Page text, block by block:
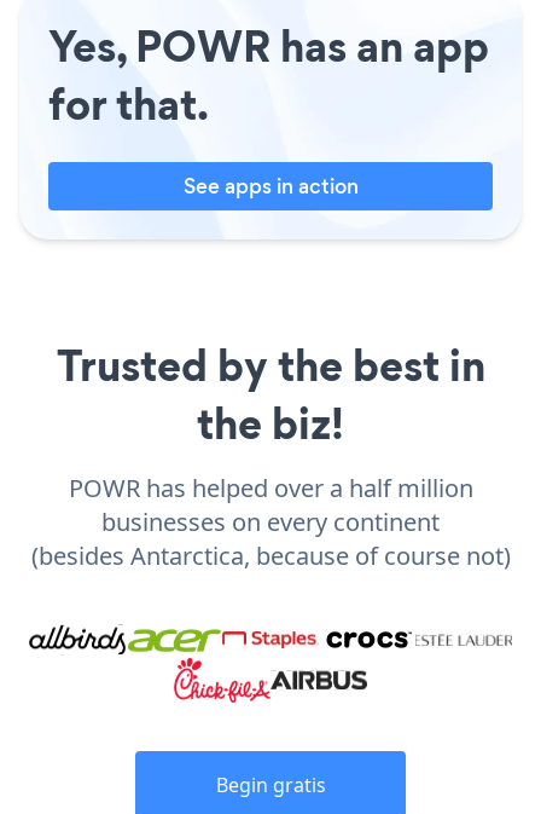
Yes, POWR has an app
for that.
See apps in action
Trusted by the best in
the biz!
POWR has helped over a half million
businesses on every continent
(besides Antarctica, because of course not)
Begin gratis